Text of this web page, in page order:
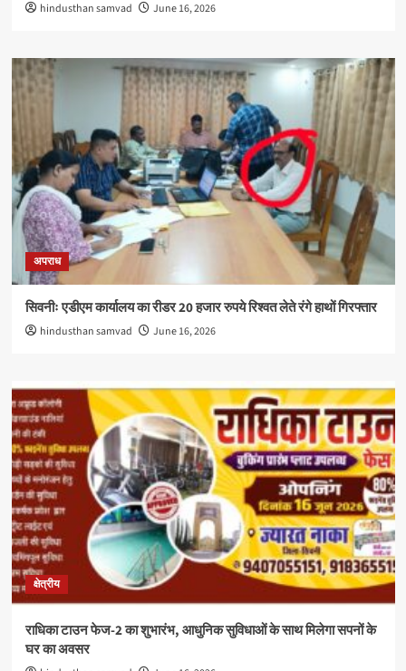
hindusthan samvad June 16, 2026
अपराध
सिवनीः एडीएम कार्यालय का रीडर 20 हजार रुपये रिश्वत लेते रंगे हाथों गिरफ्तार
hindusthan samvad June 16, 2026
क्षेत्रीय
राधिका टाउन फेज-2 का शुभारंभ, आधुनिक सुविधाओं के साथ मिलेगा सपनों के
घर का अवसर